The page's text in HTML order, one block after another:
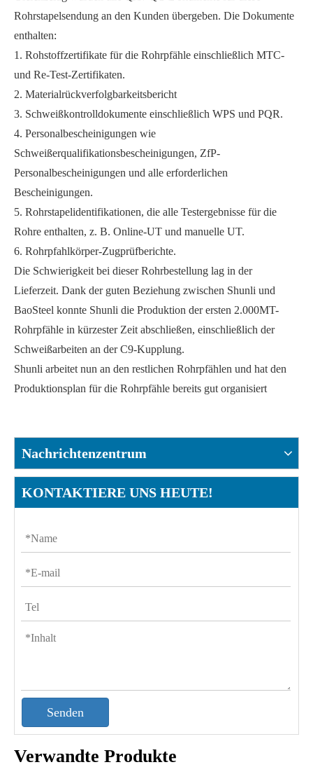
Rohrstapelsendung an den Kunden übergeben. Die Dokumente
enthalten:
1. Rohstoffzertifikate für die Rohrpfähle einschließlich MTC-
und Re-Test-Zertifikaten.
2. Materialrückverfolgbarkeitsbericht
3. Schweißkontrolldokumente einschließlich WPS und PQR.
4. Personalbescheinigungen wie
Schweißerqualifikationsbescheinigungen, ZfP-
Personalbescheinigungen und alle erforderlichen
Bescheinigungen.
5. Rohrstapelidentifikationen, die alle Testergebnisse für die
Rohre enthalten, z. B. Online-UT und manuelle UT.
6. Rohrpfahlkörper-Zugprüfberichte.
Die Schwierigkeit bei dieser Rohrbestellung lag in der
Lieferzeit. Dank der guten Beziehung zwischen Shunli und
BaoSteel konnte Shunli die Produktion der ersten 2.000MT-
Rohrpfähle in kürzester Zeit abschließen, einschließlich der
Schweißarbeiten an der C9-Kupplung.
Shunli arbeitet nun an den restlichen Rohrpfählen und hat den
Produktionsplan für die Rohrpfähle bereits gut organisiert
Nachrichtenzentrum
KONTAKTIERE UNS HEUTE!
Senden
Verwandte Produkte